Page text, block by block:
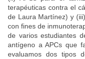
terapéuticas contra el
de Laura Martínez) y
con fines de
de varios estudiantes
antígeno a APCs que
evaluamos dos tipos